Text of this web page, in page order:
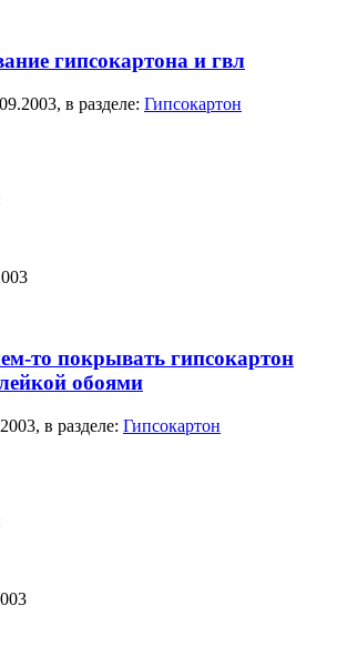
гипсокартона и гвл
, в разделе: Гипсокартон
то покрывать гипсокартон
обоями
, в разделе: Гипсокартон